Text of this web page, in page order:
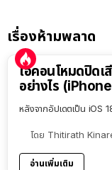
เรื่องห้ามพลาด
ไอคอนโหมดปิดเ
อย่างไร
หลังจากอัปเดตเป็น iOS
โดย Thitirath
อ่านเพิ่มเติม